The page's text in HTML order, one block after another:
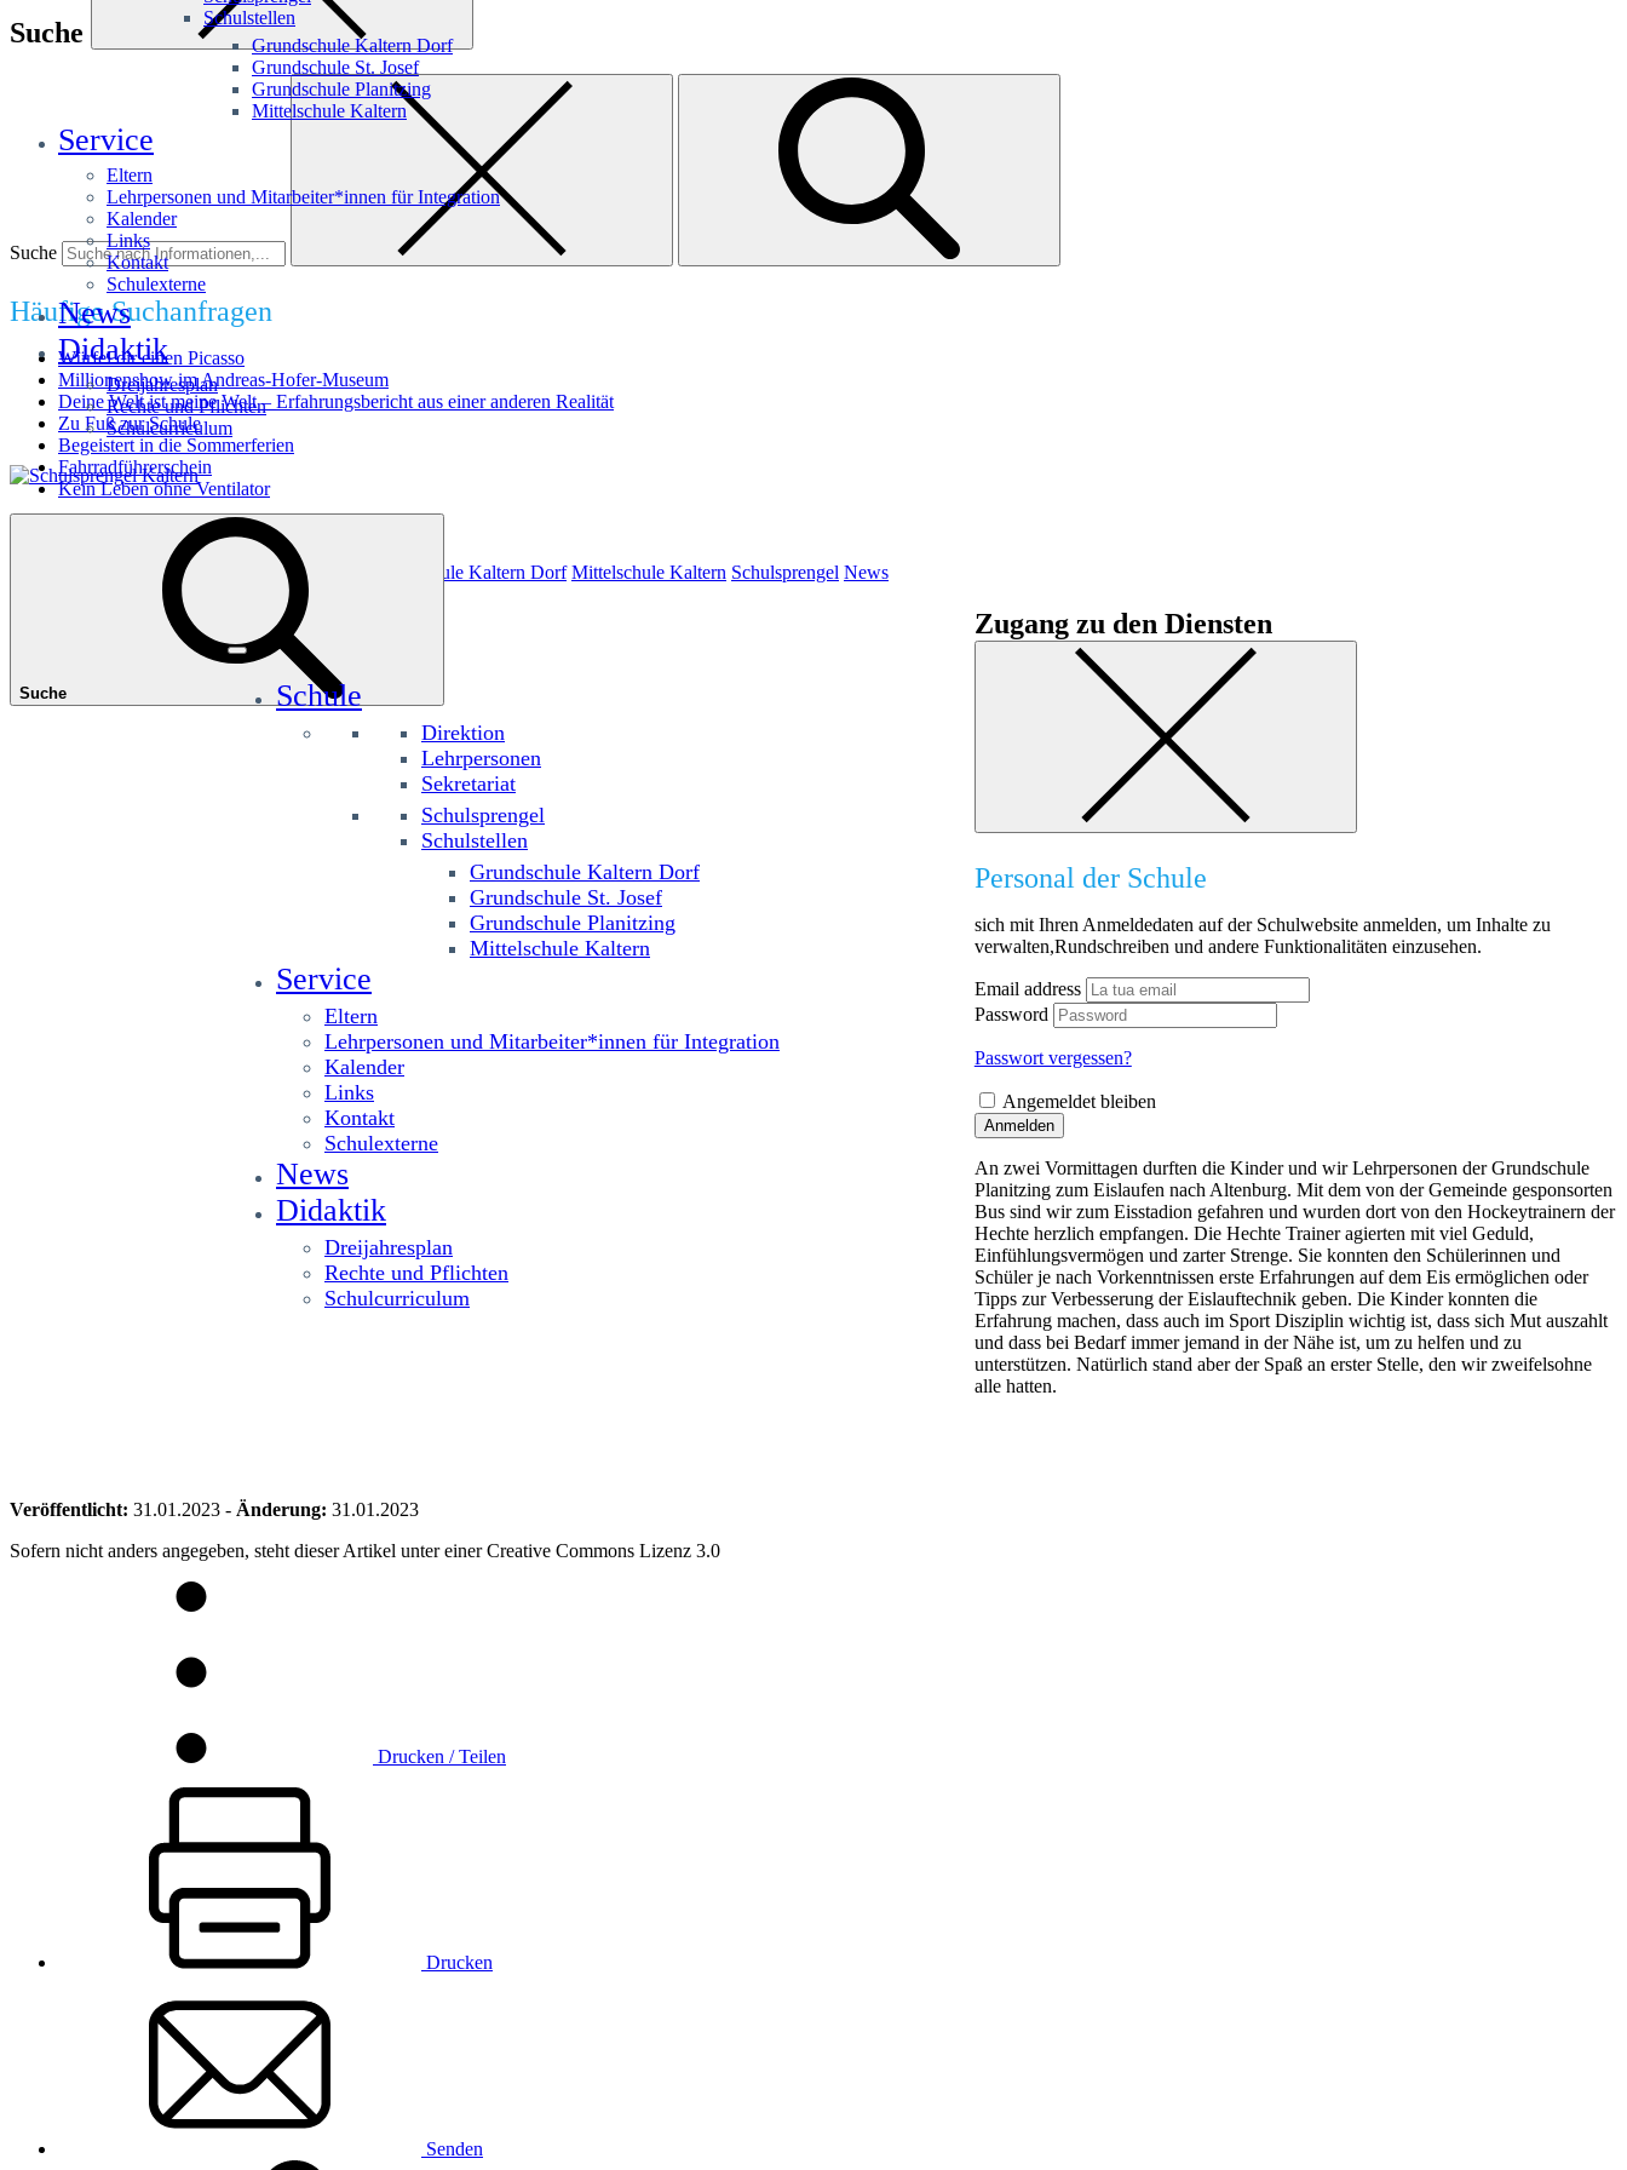
Schulstellen
Grundschule Kaltern Dorf
Grundschule St. Josef
Grundschule Planitzing
Mittelschule Kaltern
Service
Eltern
Lehrpersonen und Mitarbeiter*innen für Integration
Kalender
Links
Kontakt
Schulexterne
News
Didaktik
Dreijahresplan
Rechte und Pflichten
Schulcurriculum
Suche Schule
Direktion
Lehrpersonen
Sekretariat
Schulsprengel
Schulstellen
Grundschule Kaltern Dorf
Grundschule St. Josef
Grundschule Planitzing
Mittelschule Kaltern
Service
Eltern
Lehrpersonen und Mitarbeiter*innen für Integration
Kalender
Links
Kontakt
Schulexterne
News
Didaktik
Dreijahresplan
Rechte und Pflichten
Schulcurriculum
Suche
Suche
Häufige Suchanfragen
Würfel dir einen Picasso
Millionenshow im Andreas-Hofer-Museum
Deine Welt ist meine Welt – Erfahrungsbericht aus einer anderen Realität
Zu Fuß zur Schule
Begeistert in die Sommerferien
Fahrradführerschein
Kein Leben ohne Ventilator
Das könnte Sie interessieren
Grundschule Planitzing Grundschule St. Josef Grundschule Kaltern Dorf Mittelschule Kaltern Schulsprengel News
Zugang zu den Diensten
Personal der Schule
sich mit Ihren Anmeldedaten auf der Schulwebsite anmelden, um Inhalte zu
verwalten,Rundschreiben und andere Funktionalitäten einzusehen.
Email address
Password
Passwort vergessen?
Angemeldet bleiben
Anmelden
An zwei Vormittagen durften die Kinder und wir Lehrpersonen der Grundschule
Planitzing zum Eislaufen nach Altenburg. Mit dem von der Gemeinde gesponsorten
Bus sind wir zum Eisstadion gefahren und wurden dort von den Hockeytrainern der
Hechte herzlich empfangen. Die Hechte Trainer agierten mit viel Geduld,
Einfühlungsvermögen und zarter Strenge. Sie konnten den Schülerinnen und
Schüler je nach Vorkenntnissen erste Erfahrungen auf dem Eis ermöglichen oder
Tipps zur Verbesserung der Eislauftechnik geben. Die Kinder konnten die
Erfahrung machen, dass auch im Sport Disziplin wichtig ist, dass sich Mut auszahlt
und dass bei Bedarf immer jemand in der Nähe ist, um zu helfen und zu
unterstützen. Natürlich stand aber der Spaß an erster Stelle, den wir zweifelsohne
alle hatten.
Veröffentlicht: 31.01.2023 - Änderung: 31.01.2023
Sofern nicht anders angegeben, steht dieser Artikel unter einer Creative Commons Lizenz 3.0
Drucken / Teilen
Drucken
Senden